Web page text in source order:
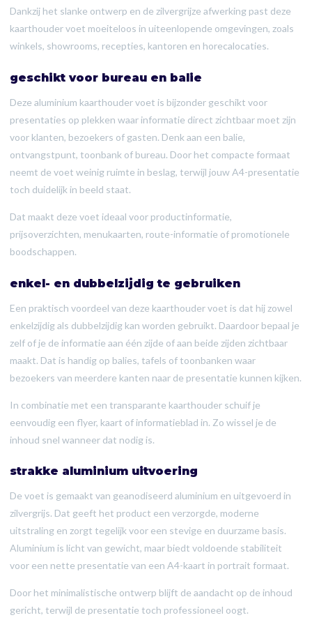
Dankzij het slanke ontwerp en de zilvergrijze afwerking past deze
kaarthouder voet moeiteloos in uiteenlopende omgevingen, zoals
winkels, showrooms, recepties, kantoren en horecalocaties.
geschikt voor bureau en balie
Deze aluminium kaarthouder voet is bijzonder geschikt voor
presentaties op plekken waar informatie direct zichtbaar moet zijn
voor klanten, bezoekers of gasten. Denk aan een balie,
ontvangstpunt, toonbank of bureau. Door het compacte formaat
neemt de voet weinig ruimte in beslag, terwijl jouw A4-presentatie
toch duidelijk in beeld staat.
Dat maakt deze voet ideaal voor productinformatie,
prijsoverzichten, menukaarten, route-informatie of promotionele
boodschappen.
enkel- en dubbelzijdig te gebruiken
Een praktisch voordeel van deze kaarthouder voet is dat hij zowel
enkelzijdig als dubbelzijdig kan worden gebruikt. Daardoor bepaal je
zelf of je de informatie aan één zijde of aan beide zijden zichtbaar
maakt. Dat is handig op balies, tafels of toonbanken waar
bezoekers van meerdere kanten naar de presentatie kunnen kijken.
In combinatie met een transparante kaarthouder schuif je
eenvoudig een flyer, kaart of informatieblad in. Zo wissel je de
inhoud snel wanneer dat nodig is.
strakke aluminium uitvoering
De voet is gemaakt van geanodiseerd aluminium en uitgevoerd in
zilvergrijs. Dat geeft het product een verzorgde, moderne
uitstraling en zorgt tegelijk voor een stevige en duurzame basis.
Aluminium is licht van gewicht, maar biedt voldoende stabiliteit
voor een nette presentatie van een A4-kaart in portrait formaat.
Door het minimalistische ontwerp blijft de aandacht op de inhoud
gericht, terwijl de presentatie toch professioneel oogt.